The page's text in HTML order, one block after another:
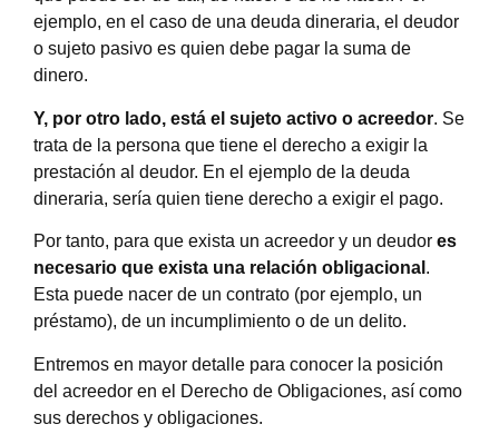
ejemplo, en el caso de una deuda dineraria, el deudor
o sujeto pasivo es quien debe pagar la suma de
dinero.
Y, por otro lado, está el sujeto activo o acreedor. Se
trata de la persona que tiene el derecho a exigir la
prestación al deudor. En el ejemplo de la deuda
dineraria, sería quien tiene derecho a exigir el pago.
Por tanto, para que exista un acreedor y un deudor es
necesario que exista una relación obligacional .
Esta puede nacer de un contrato (por ejemplo, un
préstamo), de un incumplimiento o de un delito.
Entremos en mayor detalle para conocer la posición
del acreedor en el Derecho de Obligaciones, así como
sus derechos y obligaciones.